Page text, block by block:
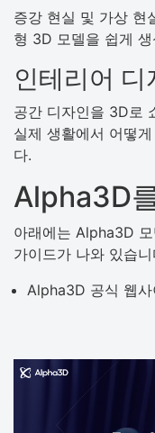
증강 현실 및 가상 현
형 3D 모델을 쉽게
인테리어 디
공간 디자인을 3D로
실제 생활에서 어떻
다.
Alpha3D
아래에는 Alpha3D
가이드가 나와 있습니
Alpha3D 공식 웹